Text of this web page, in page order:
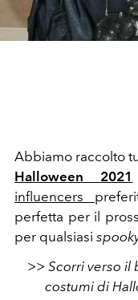
Abbiamo raccolto
Halloween 2021
influencers
perfetta per il
per qualsiasi
>> Scorri verso il
costumi di